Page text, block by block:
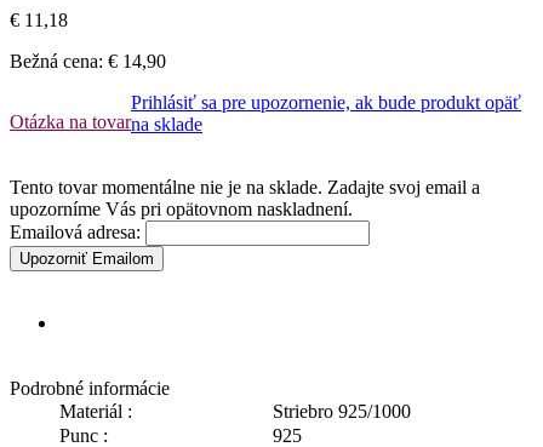
€ 11,18
Bežná cena: € 14,90
Otázka na tovar
Prihlásiť sa pre upozornenie, ak bude produkt opäť
na sklade
Tento tovar momentálne nie je na sklade. Zadajte svoj email a
upozorníme Vás pri opätovnom naskladnení.
Emailová adresa:
Upozorniť Emailom
Podrobné informácie
Materiál :
Striebro 925/1000
Punc :
925